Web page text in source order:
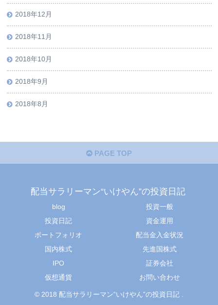
2018年12月
2018年11月
2018年10月
2018年9月
2018年8月
PAGE TOP
配当サラリーマン“いけやん”の投資日記 ​
blog
投資一般
投資日記
資金運用
ポートフォリオ
配当金入金状況
国内株式
先進国株式
IPO
証券会社
仮想通貨
お問い合わせ
© 2018 配当サラリーマン“いけやん”の投資日記 ​.